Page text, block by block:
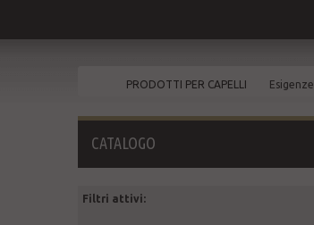
PRODOTTI PER CAPELLI Esigenze
CATALOGO
Filtri attivi: